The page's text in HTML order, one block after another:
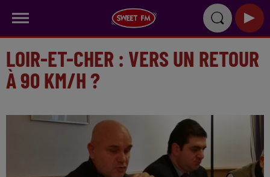
LOIR-ET-CHER : VERS UN RETOUR
À 90 KM/H ?